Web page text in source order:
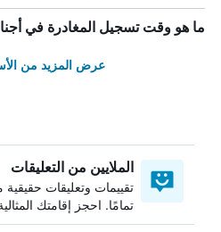
ما هو وقت تسجيل المغادرة في
عرض المزيد من
الملايين من التعليقات
تقييمات وتعليقات حقيقية
تمامًا. احجز إقامتك